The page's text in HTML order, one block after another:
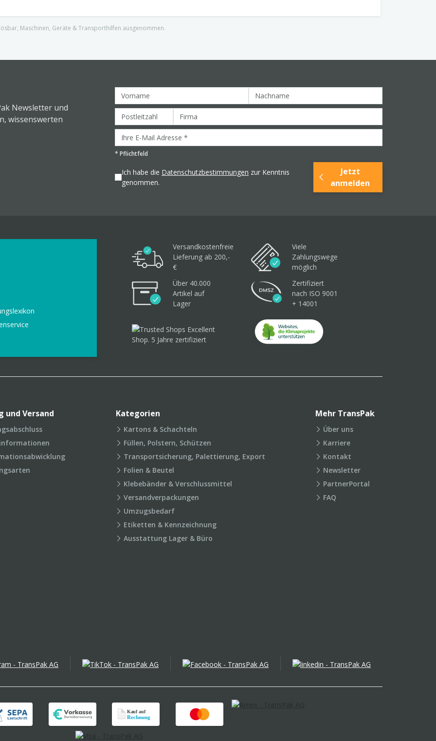
Maschinen, Geräte & Transporthilfen ausgenommen.
Newsletter und
wissenswerten
* Pflichtfeld
Ich habe die Datenschutzbestimmungen zur Kenntnis
genommen.
Jetzt
anmelden
Versandkostenfreie
Lieferung ab 200,-
€
Viele
Zahlungswege
möglich
Über 40.000
Artikel auf
Lager
Zertifiziert
nach ISO 9001
+ 14001
und Versand Kategorien
Kartons & Schachteln
Füllen, Polstern, Schützen
Transportsicherung, Palettierung, Export
Folien & Beutel
Klebebänder & Verschlussmittel
Versandverpackungen
Umzugsbedarf
Etiketten & Kennzeichnung
Ausstattung Lager & Büro
Mehr TransPak
Über uns
Karriere
Kontakt
Newsletter
PartnerPortal
FAQ